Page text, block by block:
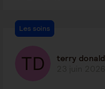
Les soins
terry donald